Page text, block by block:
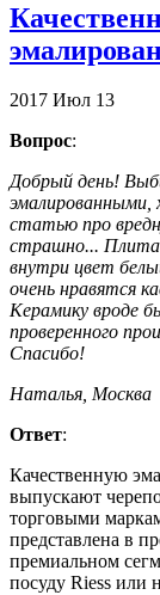
2017 Июл 13
Вопрос:
Добрый день!
эмалированными,
статью про
страшно... Плита
внутри цвет
очень нравятся
Керамику вроде
проверенного
Спасибо!
Наталья, Москва
Ответ:
Качественную
выпускают
торговыми
представлена в
премиальном
посуду Riess или